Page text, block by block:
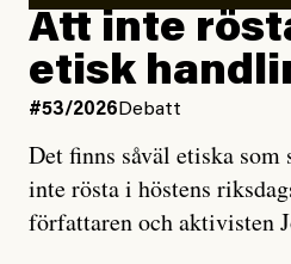
rörelsen. Eller så har en inga
och då ska en efterforska
oro inom rörelsen.
Artikeln undersöker inte, som
är sant, vad som är rykten”,
ännu mer ryktesspridning.
Att inte
etisk
#53/2026 Debatt
Det finns såväl etiska
inte rösta i höstens
författaren och aktivisten